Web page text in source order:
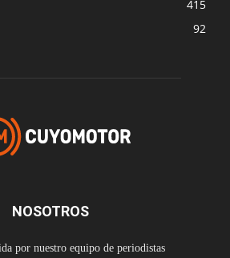
415
92
NOSOTROS
por nuestro equipo de periodistas